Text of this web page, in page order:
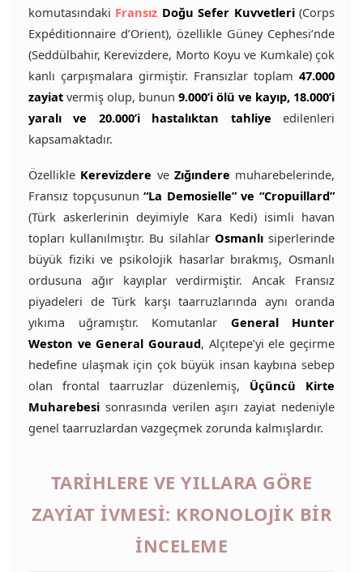
komutasındaki Fransız Doğu Sefer Kuvvetleri(Corps
Expéditionnaire d’Orient), özellikle Güney Cephesi’nde
(Seddülbahir, Kerevizdere, Morto Koyu ve Kumkale) çok
kanlı çarpışmalara girmiştir. Fransızlar toplam 47.000
zayiat vermiş olup, bunun 9.000’i ölü ve kayıp, 18.000’i
yaralı ve 20.000’i hastalıktan tahliye edilenleri
kapsamaktadır.
Özellikle Kerevizdere ve Zığındere muharebelerinde,
Fransız topçusunun“La Demosielle” ve “Cropuillard”
(Türk askerlerinin deyimiyle Kara Kedi) isimli havan
topları kullanılmıştır. Bu silahlar Osmanlısiperlerinde
büyük fiziki ve psikolojik hasarlar bırakmış, Osmanlı
ordusuna ağır kayıplar verdirmiştir. Ancak Fransız
piyadeleri de Türk karşı taarruzlarında aynı oranda
yıkıma uğramıştır. Komutanlar General Hunter
Weston ve General Gouraud, Alçıtepe’yi ele geçirme
hedefine ulaşmak için çok büyük insan kaybına sebep
olan frontal taarruzlar düzenlemiş, Üçüncü Kirte
Muharebesi sonrasında verilen aşırı zayiat nedeniyle
genel taarruzlardan vazgeçmek zorunda kalmışlardır.
TARİHLERE VE YILLARA GÖRE
ZAYİAT İVMESİ: KRONOLOJİK BİR
İNCELEME